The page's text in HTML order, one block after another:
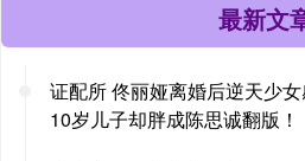
最新文
证配所 佟丽娅离婚后逆天少
10岁儿子却胖成陈思诚翻版！